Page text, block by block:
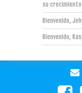
su crecimiento
Bienvenido,
Bienvenido,